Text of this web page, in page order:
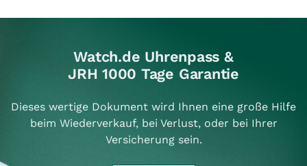
Watch.de Uhrenpass &
JRH 1000 Tage Garantie
Dieses wertige Dokument wird Ihnen eine große Hilfe
beim Wiederverkauf, bei Verlust, oder bei Ihrer
Versicherung sein.